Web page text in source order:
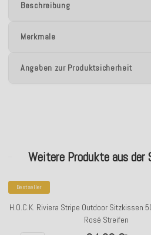
Beschreibung
Merkmale
Angaben zur Produktsicherheit
Weitere Produkte aus der
Bestseller
H.O.C.K. Riviera Stripe Outdoor Sitzkissen
Rosé Streifen